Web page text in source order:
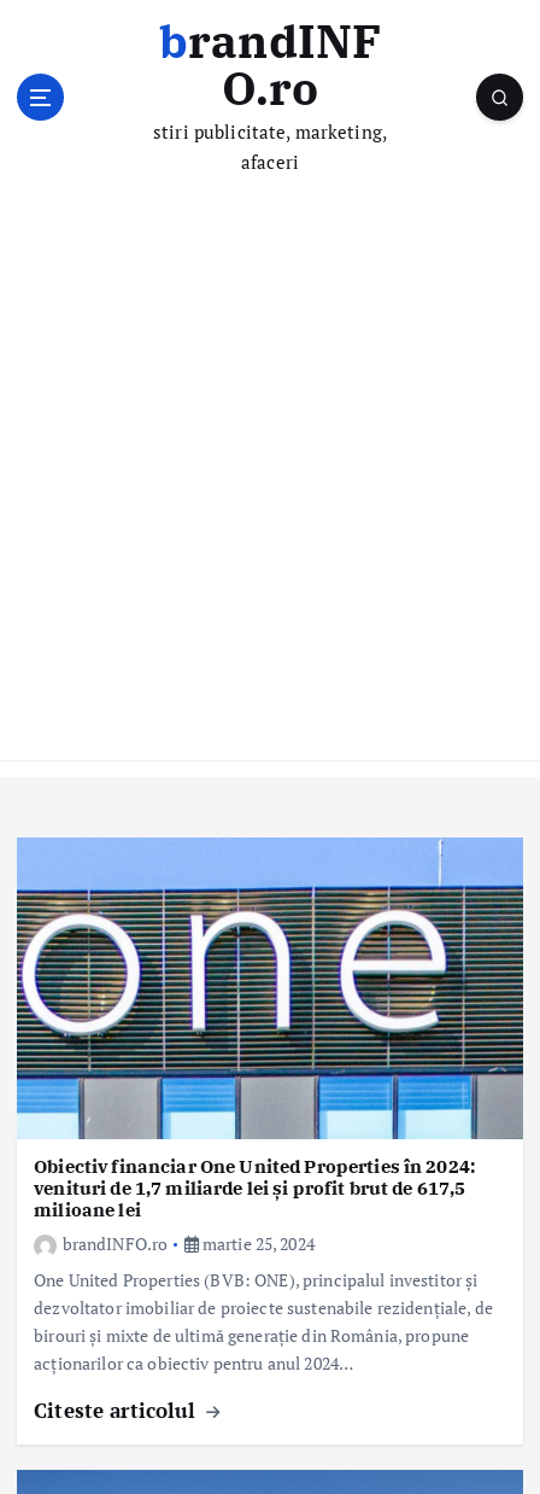
brandINF
O.ro
stiri publicitate, marketing,
afaceri
Obiectiv financiar One United Properties în 2024:
venituri de 1,7 miliarde lei și profit brut de 617,5
milioane lei
brandINFO.ro
martie 25, 2024
One United Properties (BVB: ONE), principalul investitor și
dezvoltator imobiliar de proiecte sustenabile rezidențiale, de
birouri și mixte de ultimă generație din România, propune
acționarilor ca obiectiv pentru anul 2024…
Citeste articolul